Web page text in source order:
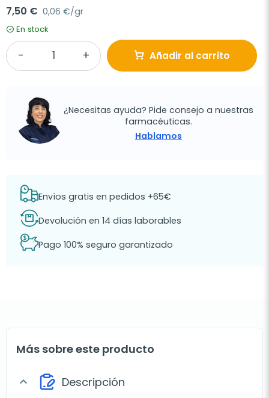
7,50 € 0,06 €/gr
En stock
Añadir al carrito
¿Necesitas ayuda? Pide consejo a nuestras
farmacéuticas.
Hablamos
Envíos gratis en pedidos +65€
Devolución en 14 días laborables
Pago 100% seguro garantizado
Más sobre este producto
expand_more Descripción